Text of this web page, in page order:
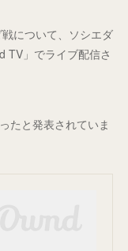
について、ソシエダ
TV」でライブ配信さ
たと発表されていま